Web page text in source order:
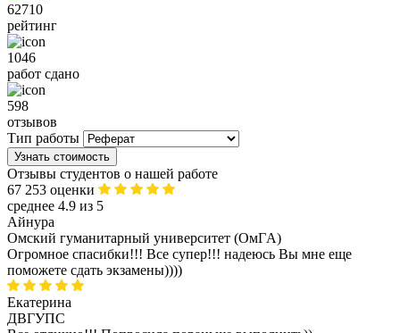
62710
рейтинг
1046
работ сдано
598
отзывов
Тип работы
Узнать стоимость
Отзывы студентов о нашей работе
67 253 оценки
среднее 4.9 из 5
Айнура
Омский гуманитарный университет (ОмГA)
Огромное спасибки!!! Все супер!!! надеюсь Вы мне еще
поможете сдать экзамены))))
Екатерина
ДВГУПС